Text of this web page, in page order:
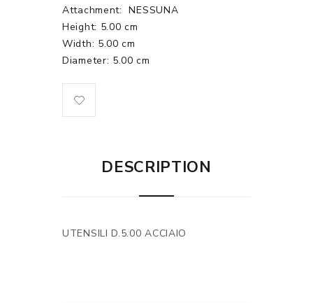
Attachment:
NESSUNA
Height: 5.00 cm
Width: 5.00 cm
Diameter: 5.00 cm
DESCRIPTION
UTENSILI D.5.00 ACCIAIO